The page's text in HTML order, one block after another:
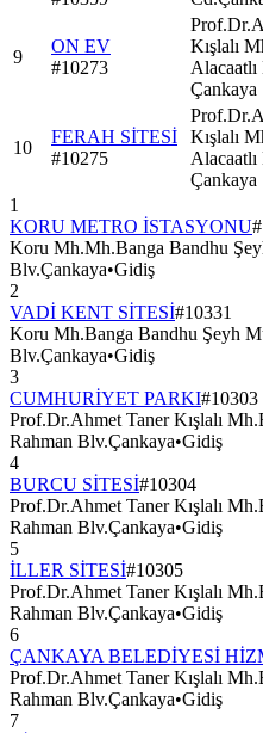
9
ON EV
#10273
Kışlalı
Çankaya
10
FERAH SİTESİ
#10275
Kışlalı
Çankaya
1
KORU METRO İSTASYONU#
Koru Mh.Mh.Banga Bandhu
Blv.Çankaya•Gidiş
2
VADİ KENT SİTESİ#10331
Koru Mh.Banga Bandhu Şeyh
Blv.Çankaya•Gidiş
3
CUMHURİYET PARKI#10303
Prof.Dr.Ahmet Taner Kışlalı
Rahman Blv.Çankaya•Gidiş
4
BURCU SİTESİ#10304
Prof.Dr.Ahmet Taner Kışlalı
Rahman Blv.Çankaya•Gidiş
5
İLLER SİTESİ#10305
Prof.Dr.Ahmet Taner Kışlalı
Rahman Blv.Çankaya•Gidiş
6
ÇANKAYA BELEDİYESİ
Prof.Dr.Ahmet Taner Kışlalı
Rahman Blv.Çankaya•Gidiş
7